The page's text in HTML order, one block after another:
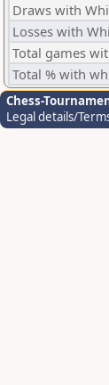
Draws with
Losses with
Total games
Total % with
Chess-
Legal details/